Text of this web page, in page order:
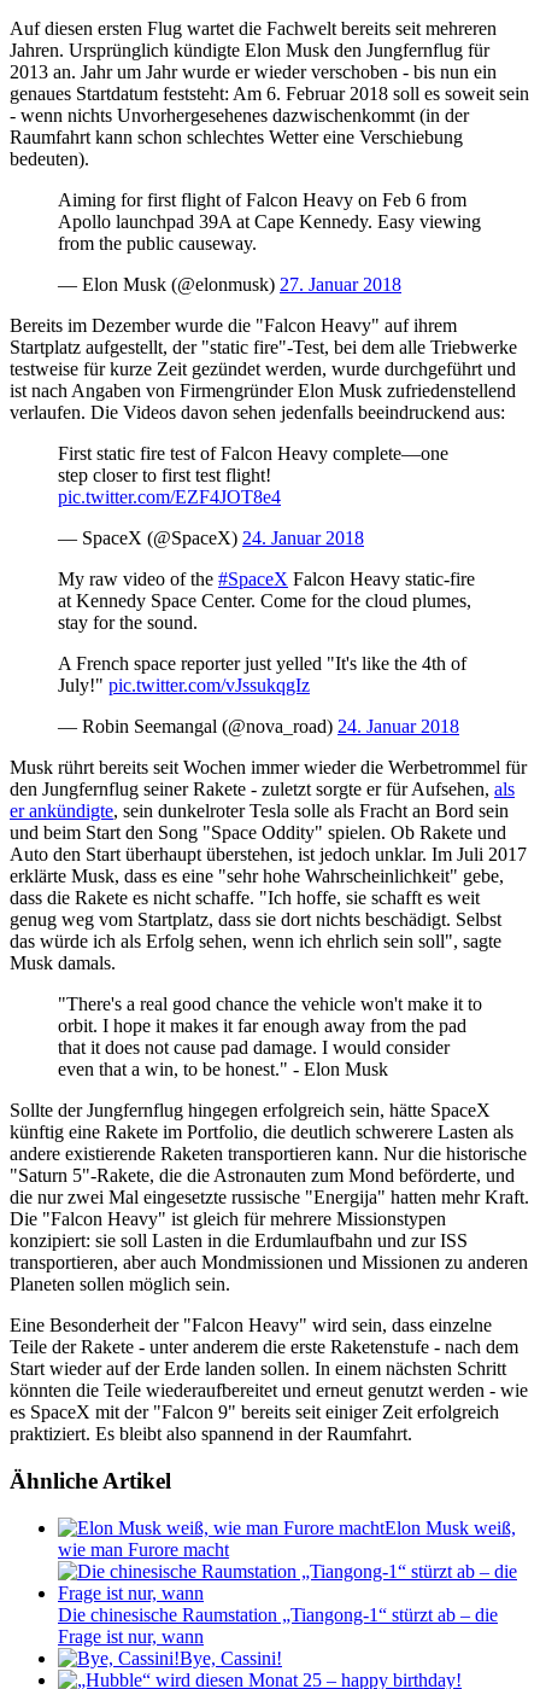
Auf diesen ersten Flug wartet die Fachwelt bereits seit mehreren
Jahren. Ursprünglich kündigte Elon Musk den Jungfernflug für
2013 an. Jahr um Jahr wurde er wieder verschoben - bis nun ein
genaues Startdatum feststeht: Am 6. Februar 2018 soll es soweit sein
- wenn nichts Unvorhergesehenes dazwischenkommt (in der
Raumfahrt kann schon schlechtes Wetter eine Verschiebung
bedeuten).
Aiming for first flight of Falcon Heavy on Feb 6 from
Apollo launchpad 39A at Cape Kennedy. Easy viewing
from the public causeway.
— Elon Musk (@elonmusk) 27. Januar 2018
Bereits im Dezember wurde die "Falcon Heavy" auf ihrem
Startplatz aufgestellt, der "static fire"-Test, bei dem alle Triebwerke
testweise für kurze Zeit gezündet werden, wurde durchgeführt und
ist nach Angaben von Firmengründer Elon Musk zufriedenstellend
verlaufen. Die Videos davon sehen jedenfalls beeindruckend aus:
First static fire test of Falcon Heavy complete—one
step closer to first test flight!
pic.twitter.com/EZF4JOT8e4
— SpaceX (@SpaceX) 24. Januar 2018
My raw video of the #SpaceX Falcon Heavy static-fire
at Kennedy Space Center. Come for the cloud plumes,
stay for the sound.
A French space reporter just yelled "It's like the 4th of
July!" pic.twitter.com/vJssukqgIz
— Robin Seemangal (@nova_road) 24. Januar 2018
Musk rührt bereits seit Wochen immer wieder die Werbetrommel für
den Jungfernflug seiner Rakete - zuletzt sorgte er für Aufsehen, als
er ankündigte, sein dunkelroter Tesla solle als Fracht an Bord sein
und beim Start den Song "Space Oddity" spielen. Ob Rakete und
Auto den Start überhaupt überstehen, ist jedoch unklar. Im Juli 2017
erklärte Musk, dass es eine "sehr hohe Wahrscheinlichkeit" gebe,
dass die Rakete es nicht schaffe. "Ich hoffe, sie schafft es weit
genug weg vom Startplatz, dass sie dort nichts beschädigt. Selbst
das würde ich als Erfolg sehen, wenn ich ehrlich sein soll", sagte
Musk damals.
"There's a real good chance the vehicle won't make it to
orbit. I hope it makes it far enough away from the pad
that it does not cause pad damage. I would consider
even that a win, to be honest." - Elon Musk
Sollte der Jungfernflug hingegen erfolgreich sein, hätte SpaceX
künftig eine Rakete im Portfolio, die deutlich schwerere Lasten als
andere existierende Raketen transportieren kann. Nur die historische
"Saturn 5"-Rakete, die die Astronauten zum Mond beförderte, und
die nur zwei Mal eingesetzte russische "Energija" hatten mehr Kraft.
Die "Falcon Heavy" ist gleich für mehrere Missionstypen
konzipiert: sie soll Lasten in die Erdumlaufbahn und zur ISS
transportieren, aber auch Mondmissionen und Missionen zu anderen
Planeten sollen möglich sein.
Eine Besonderheit der "Falcon Heavy" wird sein, dass einzelne
Teile der Rakete - unter anderem die erste Raketenstufe - nach dem
Start wieder auf der Erde landen sollen. In einem nächsten Schritt
könnten die Teile wiederaufbereitet und erneut genutzt werden - wie
es SpaceX mit der "Falcon 9" bereits seit einiger Zeit erfolgreich
praktiziert. Es bleibt also spannend in der Raumfahrt.
Ähnliche Artikel
Elon Musk weiß,
wie man Furore macht
Die chinesische Raumstation „Tiangong-1“ stürzt ab – die
Frage ist nur, wann
Bye, Cassini!